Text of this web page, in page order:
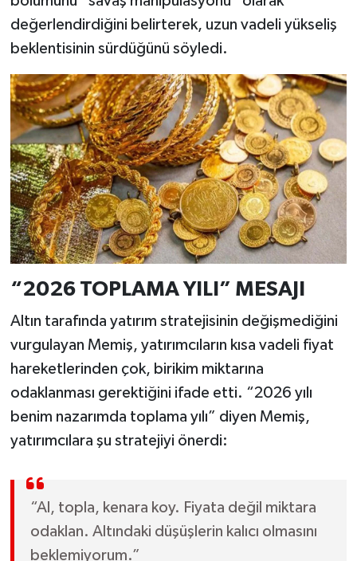
değerlendirdiğini belirterek, uzun vadeli yükseliş
beklentisinin sürdüğünü söyledi.
“2026 TOPLAMA YILI” MESAJI
Altın tarafında yatırım stratejisinin değişmediğini
vurgulayan Memiş, yatırımcıların kısa vadeli fiyat
hareketlerinden çok, birikim miktarına
odaklanması gerektiğini ifade etti. “2026 yılı
benim nazarımda toplama yılı” diyen Memiş,
yatırımcılara şu stratejiyi önerdi:
“Al, topla, kenara koy. Fiyata değil miktara
odaklan. Altındaki düşüşlerin kalıcı olmasını
beklemiyorum.”